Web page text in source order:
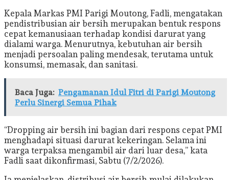
Kepala Markas PMI Parigi Moutong, Fadli, mengatakan
pendistribusian air bersih merupakan bentuk respons
cepat kemanusiaan terhadap kondisi darurat yang
dialami warga. Menurutnya, kebutuhan air bersih
menjadi persoalan paling mendesak, terutama untuk
konsumsi, memasak, dan sanitasi.
Baca Juga: Pengamanan Idul Fitri di Parigi Moutong
Perlu Sinergi Semua Pihak
“Dropping air bersih ini bagian dari respons cepat PMI
menghadapi situasi darurat kekeringan. Selama ini
warga terpaksa mengambil air dari luar desa,” kata
Fadli saat dikonfirmasi, Sabtu (7/2/2026).